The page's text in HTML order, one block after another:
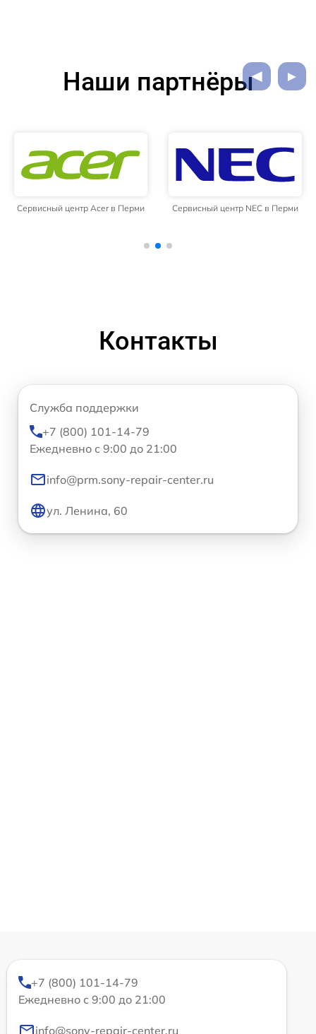
Наши партнёры
Сервисный центр Acer в Перми Сервисный центр NEC в Перми
Контакты
Служба поддержки
+7 (800) 101-14-79
Ежедневно с 9:00 до 21:00
info@prm.sony-repair-center.ru
ул. Ленина, 60
+7 (800) 101-14-79
Ежедневно с 9:00 до 21:00
info@sony-repair-center.ru